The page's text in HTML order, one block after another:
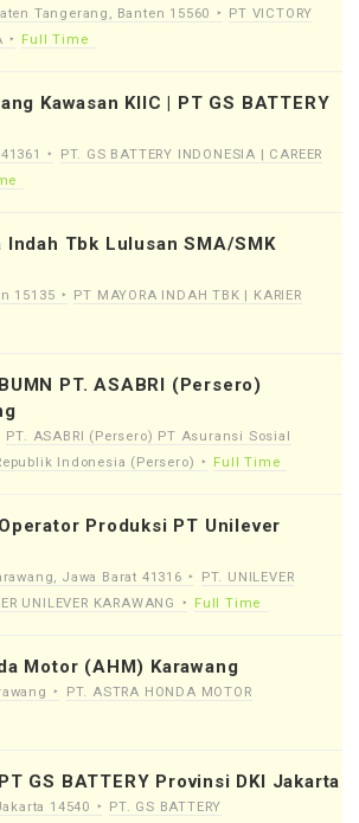
Tangerang, Banten 15560
PT VICTORY
Full Time
Kawasan KIIC | PT GS BATTERY
PT. GS BATTERY INDONESIA | CAREER
Indah Tbk Lulusan SMA/SMK
15135
PT MAYORA INDAH TBK | KARIER
PT. ASABRI (Persero)
PT. ASABRI (Persero) PT Asuransi Sosial
Indonesia (Persero)
Full Time
Produksi PT Unilever
Jawa Barat 41316
PT. UNILEVER
UNILEVER KARAWANG
Full Time
Motor (AHM) Karawang
PT. ASTRA HONDA MOTOR
GS BATTERY Provinsi DKI Jakarta
14540
PT. GS BATTERY